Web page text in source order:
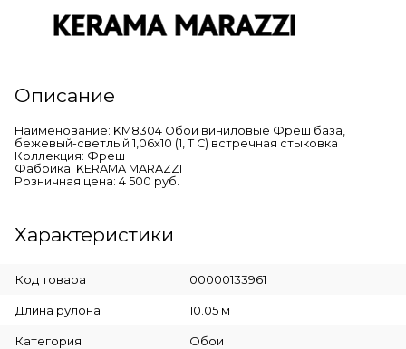
Описание
Наименование: KM8304 Обои виниловые Фреш база,
бежевый-светлый 1,06х10 (1, Т C) встречная стыковка
Коллекция: Фреш
Фабрика: KERAMA MARAZZI
Розничная цена: 4 500 руб.
Характеристики
Код товара 00000133961
Длина рулона 10.05 м
Категория Обои